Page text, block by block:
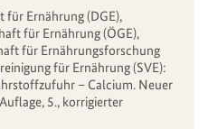
für Ernährung (DGE),
für Ernährung (ÖGE),
für Ernährungsforschung
für Ernährung (SVE):
– Calcium. Neuer
5., korrigierter